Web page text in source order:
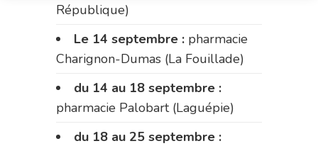
République)
Le 14 septembre : pharmacie
Charignon-Dumas (La Fouillade)
du 14 au 18 septembre :
pharmacie Palobart (Laguépie)
du 18 au 25 septembre :